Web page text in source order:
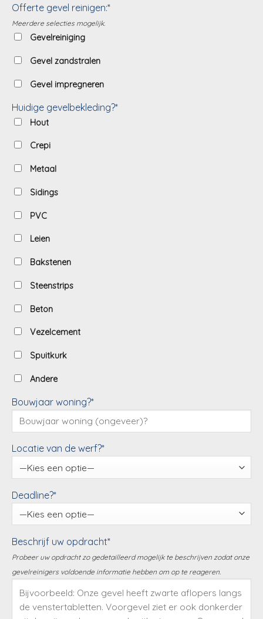
Offerte gevel reinigen:*
Meerdere selecties mogelijk.
Gevelreiniging
Gevel zandstralen
Gevel impregneren
Huidige gevelbekleding?*
Hout
Crepi
Metaal
Sidings
PVC
Leien
Bakstenen
Steenstrips
Beton
Vezelcement
Spuitkurk
Andere
Bouwjaar woning?*
Locatie van de werf?*
Deadline?*
Beschrijf uw opdracht*
Probeer uw opdracht zo gedetailleerd mogelijk te beschrijven zodat onze
gevelreinigers voldoende informatie hebben om op te reageren.